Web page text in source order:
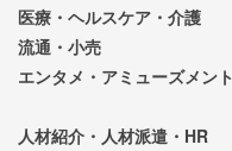
医療・ヘルスケア・介護
流通・小売
エンタメ・アミューズメント
人材紹介・人材派遣・HR